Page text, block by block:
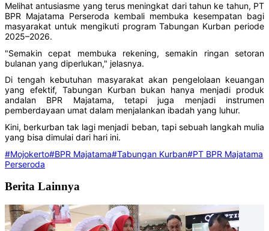
Melihat antusiasme yang terus meningkat dari tahun ke tahun, PT
BPR Majatama Perseroda kembali membuka kesempatan bagi
masyarakat untuk mengikuti program Tabungan Kurban periode
2025–2026.
"Semakin cepat membuka rekening, semakin ringan setoran
bulanan yang diperlukan," jelasnya.
Di tengah kebutuhan masyarakat akan pengelolaan keuangan
yang efektif, Tabungan Kurban bukan hanya menjadi produk
andalan BPR Majatama, tetapi juga menjadi instrumen
pemberdayaan umat dalam menjalankan ibadah yang luhur.
Kini, berkurban tak lagi menjadi beban, tapi sebuah langkah mulia
yang bisa dimulai dari hari ini.
#Mojokerto#BPR Majatama#Tabungan Kurban#PT BPR Majatama
Perseroda
Berita Lainnya